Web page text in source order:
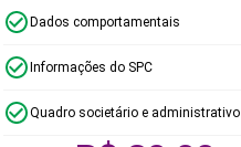
Dados comportamentais
Informações do SPC
Quadro societário e administrativo